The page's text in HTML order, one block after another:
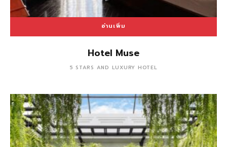
อ่านเพิ่ม
Hotel Muse
5 STARS AND LUXURY HOTEL